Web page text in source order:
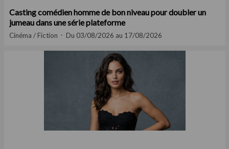
Casting comédien homme de bon niveau pour doubler un
jumeau dans une série plateforme
Cinéma / Fiction Du 03/08/2026 au 17/08/2026